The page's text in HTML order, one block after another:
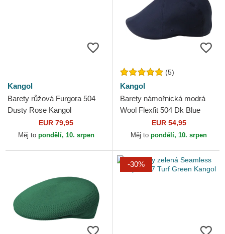
Kangol
Barety růžová Furgora 504
Dusty Rose Kangol
EUR 79,95
Měj to pondělí, 10. srpen
(5)
Kangol
Barety námořnická modrá
Wool Flexfit 504 Dk Blue
EUR 54,95
Měj to pondělí, 10. srpen
-30%